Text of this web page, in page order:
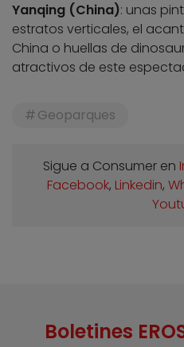
Yanqing (China): unas
estratos verticales, el
China o huellas de
atractivos de este
Geoparques
Sigue a Consumer en
Facebook, Linkedin,
Boletines